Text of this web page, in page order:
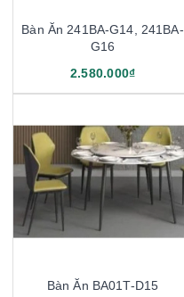
Bàn Ăn 241BA-G14, 241BA-
G16
2.580.000₫
Bàn Ăn BA01T-D15